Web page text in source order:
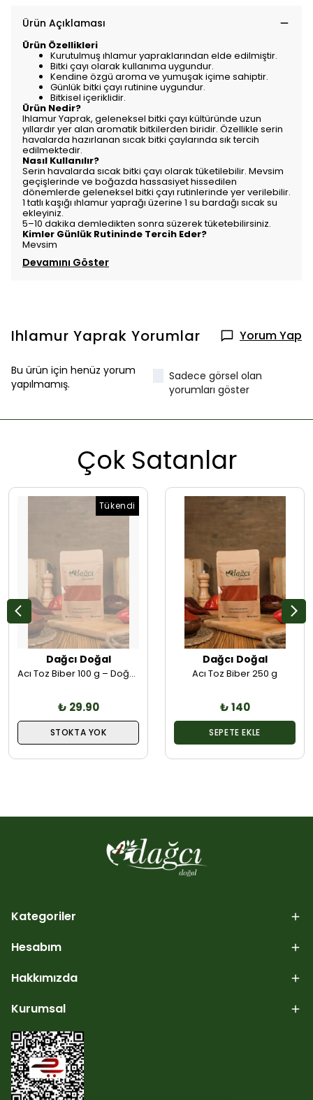
Ürün Açıklaması
Ürün Özellikleri
Kurutulmuş ıhlamur yapraklarından elde edilmiştir.
Bitki çayı olarak kullanıma uygundur.
Kendine özgü aroma ve yumuşak içime sahiptir.
Günlük bitki çayı rutinine uygundur.
Bitkisel içeriklidir.
Ürün Nedir?
Ihlamur Yaprak, geleneksel bitki çayı kültüründe uzun
yıllardır yer alan aromatik bitkilerden biridir. Özellikle serin
havalarda hazırlanan sıcak bitki çaylarında sık tercih
edilmektedir.
Nasıl Kullanılır?
Serin havalarda sıcak bitki çayı olarak tüketilebilir. Mevsim
geçişlerinde ve boğazda hassasiyet hissedilen
dönemlerde geleneksel bitki çayı rutinlerinde yer verilebilir.
1 tatlı kaşığı ıhlamur yaprağı üzerine 1 su bardağı sıcak su
ekleyiniz.
5–10 dakika demledikten sonra süzerek tüketebilirsiniz.
Kimler Günlük Rutininde Tercih Eder?
Mevsim
Devamını Göster
Ihlamur Yaprak Yorumlar Yorum Yap
Bu ürün için henüz yorum
yapılmamış.
Sadece görsel olan
yorumları göster
Çok Satanlar
Tükendi
Dağcı Doğal
Acı Toz Biber 100 g – Doğal Öğütülmüş, Yemeklere Keskin Acılık
₺ 29.90
STOKTA YOK
Dağcı Doğal
Acı Toz Biber 250 g
₺ 140
SEPETE EKLE
Kategoriler
Hesabım
Hakkımızda
Kurumsal